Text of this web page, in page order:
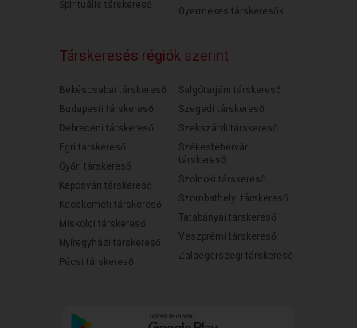
Spirituális társkereső
Gyermekes társkeresők
Társkeresés régiók szerint
Békéscsabai társkereső
Budapesti társkereső
Debreceni társkereső
Egri társkereső
Győri társkereső
Kaposvári társkereső
Kecskeméti társkereső
Miskolci társkereső
Nyíregyházi társkereső
Pécsi társkereső
Salgótarjáni társkereső
Szegedi társkereső
Szekszárdi társkereső
Székesfehérvári
társkereső
Szolnoki társkereső
Szombathelyi társkereső
Tatabányai társkereső
Veszprémi társkereső
Zalaegerszegi társkereső